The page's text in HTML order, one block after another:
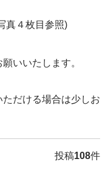
真４枚目参照)
いいたします。
だける場合は少しお
投稿108件